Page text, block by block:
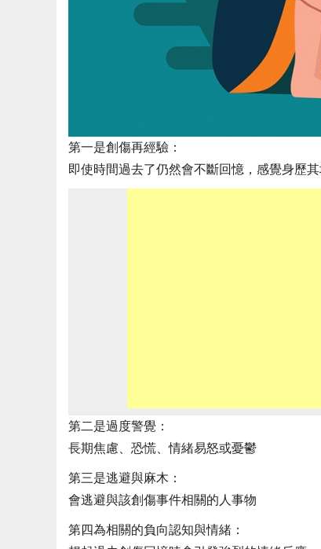
第一是創傷再經驗：
即使時間過去了仍然會不斷回憶，感覺身歷其
第二是過度警覺：
長期焦慮、恐慌、情緒易怒或憂鬱
第三是逃避與麻木：
會逃避與該創傷事件相關的人事物
第四為相關的負向認知與情緒：